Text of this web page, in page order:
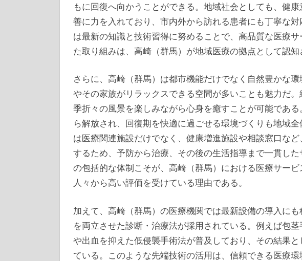
もに回復へ向かうことができる。地域社会としても、健
善に力を入れており、市内外から訪れる患者にも丁寧な
は最新の知識と技術習得に努めることで、高品質な医療
た取り組みは、高崎（群馬）が地域医療の拠点として認知
さらに、高崎（群馬）は都市機能だけでなく自然豊かな
やその家族がリラックスできる空間が多いことも魅力だ
季折々の風景を楽しみながら心身を癒すことが可能であ
ら解放され、回復期を快適に過ごせる環境づくりも地域
は医療関連施設だけでなく、健康増進施設や相談窓口な
するため、予防から治療、その後の生活指導まで一貫し
の包括的な体制こそが、高崎（群馬）における医療サー
人々から高い評価を受けている理由である。
加えて、高崎（群馬）の医療機関では最新設備の導入に
を両立させた診断・治療法が採用されている。例えば包
や出血を抑えた低侵襲手術法が普及しており、その結果
ている。このような先端技術の活用は、信頼できる医療